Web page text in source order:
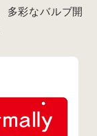
多彩なバルブ開